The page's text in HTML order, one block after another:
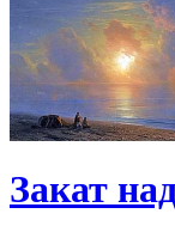
Закат